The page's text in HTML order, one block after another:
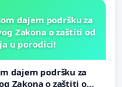
dajem podršku za
Zakona o zaštiti od
u porodici!
dajem podršku za
Zakona o zaštiti od